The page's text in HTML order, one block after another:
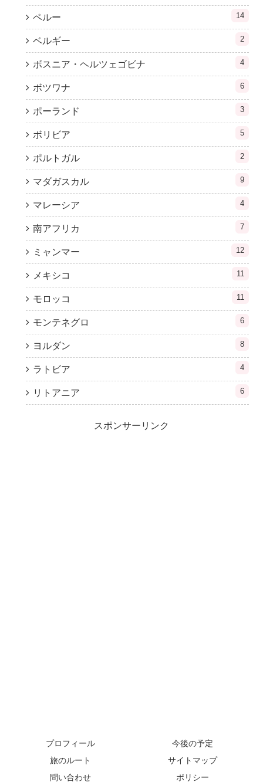
ペルー 14
ベルギー 2
ボスニア・ヘルツェゴビナ 4
ボツワナ 6
ポーランド 3
ボリビア 5
ポルトガル 2
マダガスカル 9
マレーシア 4
南アフリカ 7
ミャンマー 12
メキシコ 11
モロッコ 11
モンテネグロ 6
ヨルダン 8
ラトビア 4
リトアニア 6
スポンサーリンク
プロフィール
今後の予定
旅のルート
サイトマップ
問い合わせ
ポリシー